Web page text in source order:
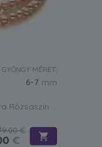
GYÖNGY MÉRET:
6-7 mm
Rózsaszín
€
€